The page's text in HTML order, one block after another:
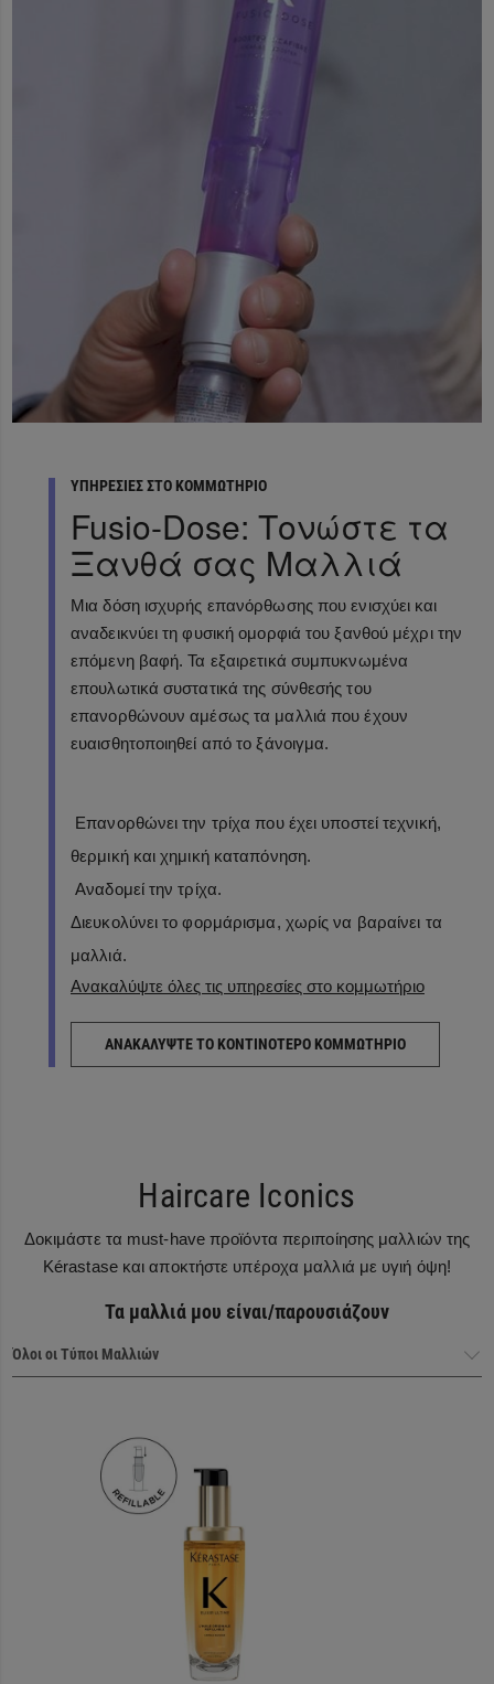
ΥΠΗΡΕΣΙΕΣ ΣΤΟ ΚΟΜΜΩΤΗΡΙΟ
Fusio-Dose: Τονώστε τα
Ξανθά σας Μαλλιά
Μια δόση ισχυρής επανόρθωσης που ενισχύει και
αναδεικνύει τη φυσική ομορφιά του ξανθού μέχρι την
επόμενη βαφή. Τα εξαιρετικά συμπυκνωμένα
επουλωτικά συστατικά της σύνθεσής του
επανορθώνουν αμέσως τα μαλλιά που έχουν
ευαισθητοποιηθεί από το ξάνοιγμα.
Επανορθώνει την τρίχα που έχει υποστεί τεχνική,
θερμική και χημική καταπόνηση.
Αναδομεί την τρίχα.
Διευκολύνει το φορμάρισμα, χωρίς να βαραίνει τα
μαλλιά.
Ανακαλύψτε όλες τις υπηρεσίες στο κομμωτήριο
ΑΝΑΚΑΛΥΨΤΕ ΤΟ ΚΟΝΤΙΝΟΤΕΡΟ ΚΟΜΜΩΤΗΡΙΟ
Haircare Iconics
Δοκιμάστε τα must-have προϊόντα περιποίησης μαλλιών της
Kérastase και αποκτήστε υπέροχα μαλλιά με υγιή όψη!
Τα μαλλιά μου είναι/παρουσιάζουν
Haircare Heroes